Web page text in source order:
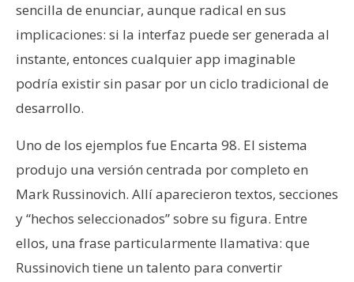
sencilla de enunciar, aunque radical en sus
implicaciones: si la interfaz puede ser generada al
instante, entonces cualquier app imaginable
podría existir sin pasar por un ciclo tradicional de
desarrollo.
Uno de los ejemplos fue Encarta 98. El sistema
produjo una versión centrada por completo en
Mark Russinovich. Allí aparecieron textos, secciones
y “hechos seleccionados” sobre su figura. Entre
ellos, una frase particularmente llamativa: que
Russinovich tiene un talento para convertir